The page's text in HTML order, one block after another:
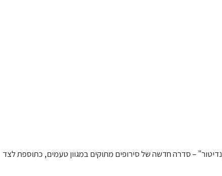
– סדרה חדשה של סירופים מתוקים במגוון טעמים, כתוספת לצד